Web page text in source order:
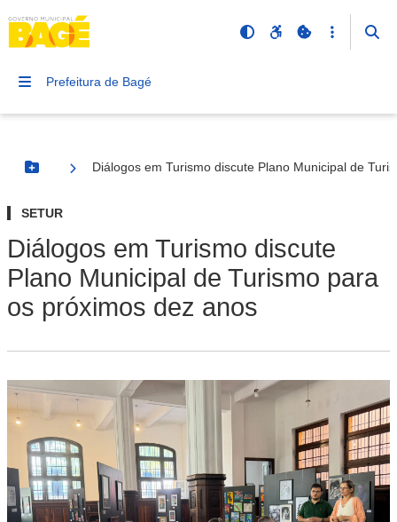
Prefeitura de Bagé
Botão Menu
Diálogos em Turismo discute Plano Municipal de
SETUR
Diálogos em Turismo discute
Plano Municipal de Turismo para
os próximos dez anos